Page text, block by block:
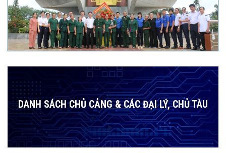
DANH SÁCH CHỦ CẢNG & CÁC ĐẠI LÝ, CHỦ TÀU